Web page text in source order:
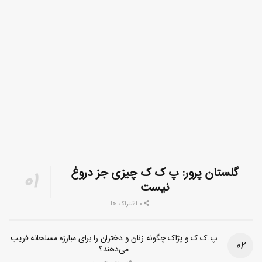
گلستان پرور: پ ک ک چیزی جز دروغ
نیست
پ.ک.ک و پژاک چگونه زنان و دختران را برای مبارزه مسلحانه فریب
می‌دهند؟